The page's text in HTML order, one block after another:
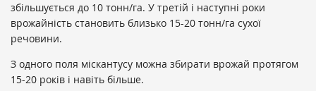
збільшується до 10 тонн/га. У третій і наступні роки
врожайність становить близько 15-20 тонн/га сухої
речовини.
З одного поля міскантусу можна збирати врожай протягом
15-20 років і навіть більше.